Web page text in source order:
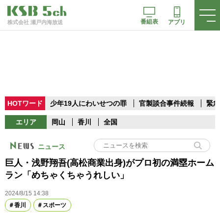
株式会社 瀬戸内海放送 番組表 アプリ
HOTワード 少年19人にわいせつの罪 官製談合事件続報 緊
エリア 岡山 香川 全国
ニュース
巨人・浅野翔吾(高松商業出身)がプロ初の満塁ホーム
ラン「めちゃくちゃうれしい」
2024/8/15 14:38
香川
スポーツ